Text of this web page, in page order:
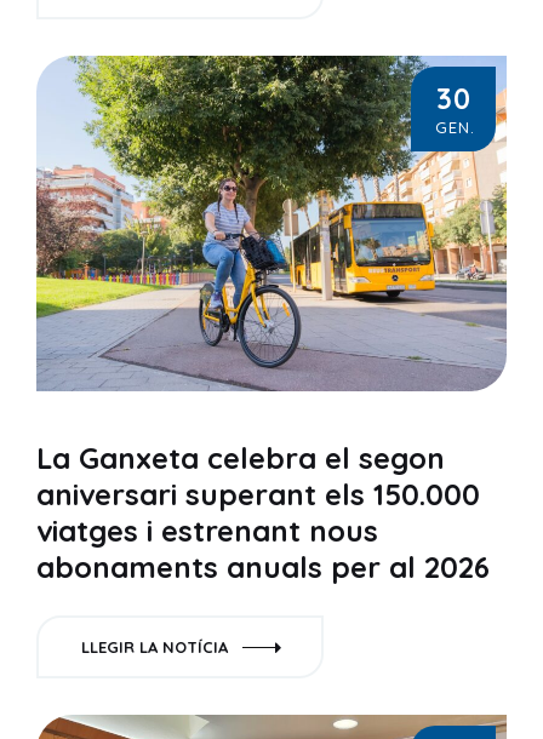
30
GEN.
La Ganxeta celebra el segon
aniversari superant els 150.000
viatges i estrenant nous
abonaments anuals per al 2026
LLEGIR LA NOTÍCIA